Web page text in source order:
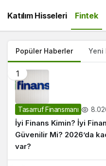
Katılım Hisseleri Fintek
Popüler Haberler Yeni
1
Tasarruf Finansmanı
İyi Finans Kimin? İyi
Güvenilir Mi? 2026’da
var?